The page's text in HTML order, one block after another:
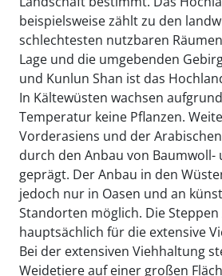
beispielsweise zählt zu den
schlechtesten nutzbaren
Lage und die umgebenden
und Kunlun Shan ist das
In Kältewüsten wachsen
Temperatur keine Pflanzen.
Vorderasiens und der
durch den Anbau von
geprägt. Der Anbau in den
jedoch nur in Oasen und an
Standorten möglich. Die Steppen
hauptsächlich für die extensive
Bei der extensiven Viehhaltung
Weidetiere auf einer großen